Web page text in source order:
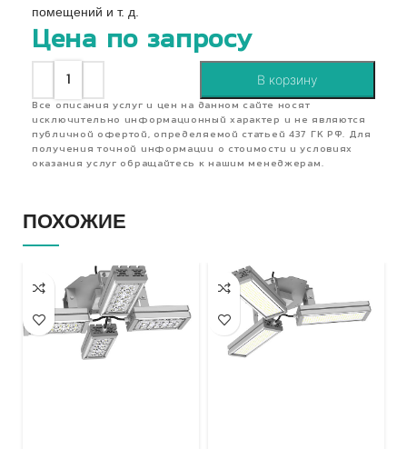
помещений и т. д.
Цена по запросу
В корзину
Все описания услуг и цен на данном сайте носят
исключительно информационный характер и не являются
публичной офертой, определяемой статьей 437 ГК РФ. Для
получения точной информации о стоимости и условиях
оказания услуг обращайтесь к нашим менеджерам.
ПОХОЖИЕ